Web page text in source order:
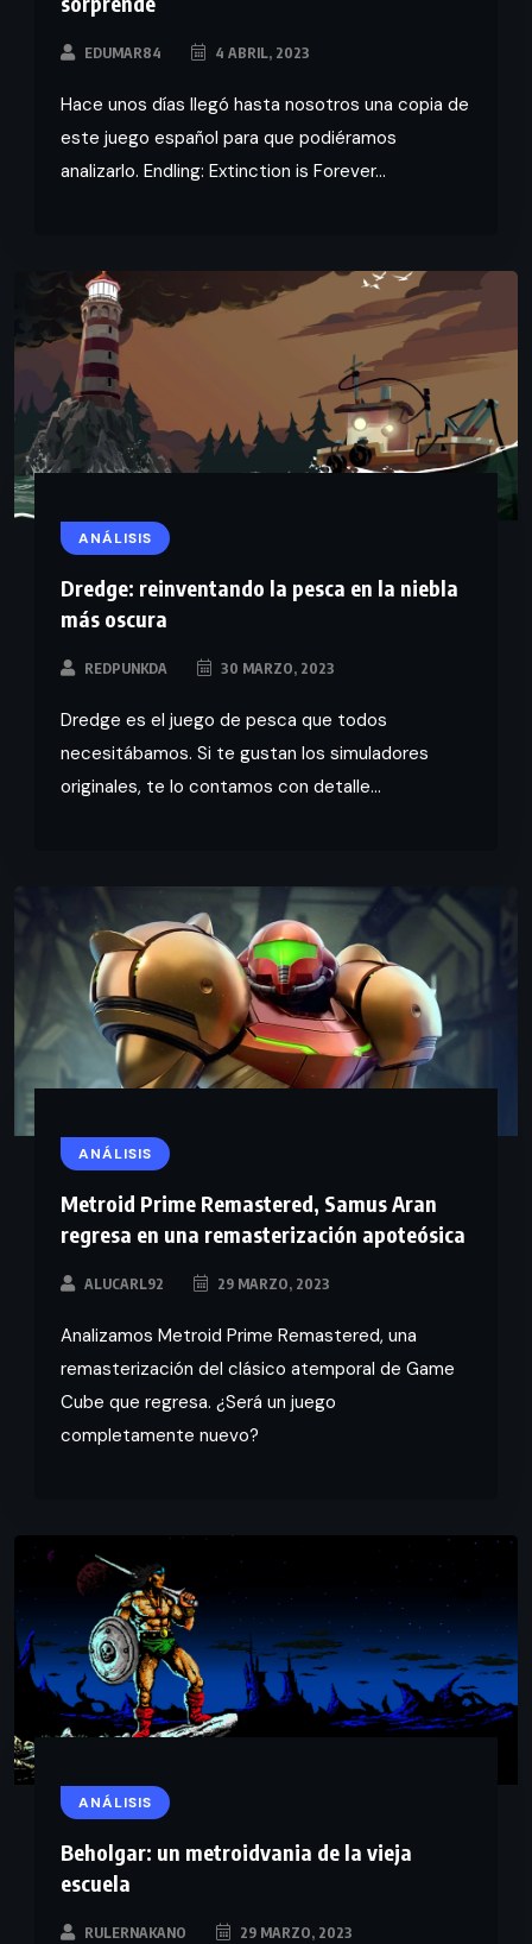
EDUMAR84 4 ABRIL, 2023
Hace unos días llegó hasta nosotros una copia de
este juego español para que podiéramos
analizarlo. Endling: Extinction is Forever...
ANÁLISIS
Dredge: reinventando la pesca en la niebla
más oscura
REDPUNKDA 30 MARZO, 2023
Dredge es el juego de pesca que todos
necesitábamos. Si te gustan los simuladores
originales, te lo contamos con detalle...
ANÁLISIS
Metroid Prime Remastered, Samus Aran
regresa en una remasterización apoteósica
ALUCARL92 29 MARZO, 2023
Analizamos Metroid Prime Remastered, una
remasterización del clásico atemporal de Game
Cube que regresa. ¿Será un juego
completamente nuevo?
ANÁLISIS
Beholgar: un metroidvania de la vieja
escuela
RULERNAKANO 29 MARZO, 2023